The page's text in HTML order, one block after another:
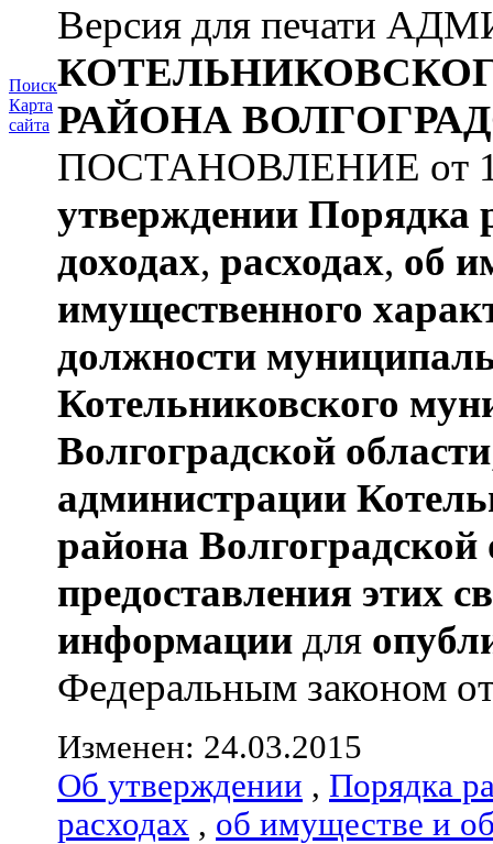
Поиск
Карта
сайта
Версия для печати
РАЙОНА
ПОСТАНОВЛЕНИЕ от
утверждении Порядка
доходах, расходах, об
имущественного
должности
Котельниковского
Волгоградской области
администрации
района Волгоградской
предоставления этих
информации для
Федеральным законом
Изменен: 24.03.2015
Об утверждении , Порядка
расходах , об имуществе и